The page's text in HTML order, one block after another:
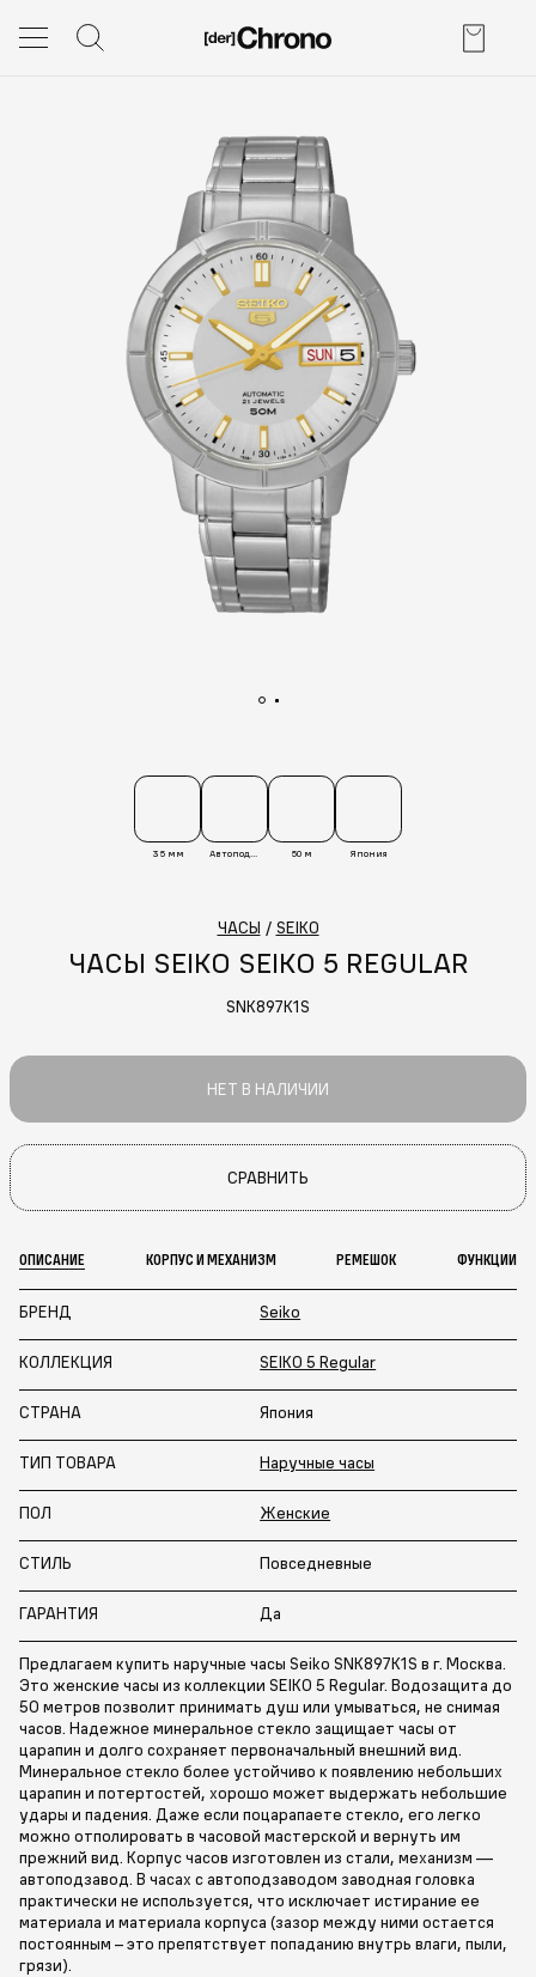
35 мм Автоподзавод 50 м Япония
ЧАСЫ / SEIKO
ЧАСЫ SEIKO SEIKO 5 REGULAR
SNK897K1S
НЕТ В НАЛИЧИИ
СРАВНИТЬ
ОПИСАНИЕ КОРПУС И МЕХАНИЗМ РЕМЕШОК ФУНКЦИИ
БРЕНД Seiko
КОЛЛЕКЦИЯ SEIKO 5 Regular
СТРАНА Япония
ТИП ТОВАРА Наручные часы
ПОЛ Женские
СТИЛЬ Повседневные
ГАРАНТИЯ Да
Предлагаем купить наручные часы Seiko SNK897K1S в г. Москва.
Это женские часы из коллекции SEIKO 5 Regular. Водозащита до
50 метров позволит принимать душ или умываться, не снимая
часов. Надежное минеральное стекло защищает часы от
царапин и долго сохраняет первоначальный внешний вид.
Минеральное стекло более устойчиво к появлению небольших
царапин и потертостей, хорошо может выдержать небольшие
удары и падения. Даже если поцарапаете стекло, его легко
можно отполировать в часовой мастерской и вернуть им
прежний вид. Корпус часов изготовлен из стали, механизм —
автоподзавод. В часах с автоподзаводом заводная головка
практически не используется, что исключает истирание ее
материала и материала корпуса (зазор между ними остается
постоянным – это препятствует попаданию внутрь влаги, пыли,
грязи).